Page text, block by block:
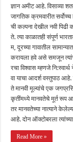
ज्ञान अमीट आहे. विसाव्या
जागतिक क्रमवारीत सर्वोच्च
ची कल्पना देखील नवी पिढी
ते. त्या काळातही संपूर्ण
म, दूरच्या गावातील
करायला हवे असे समजून
रचा विश्वास म्हणजे
वा याचा आदर्श वस्तुपाठ
ते मानवी मूल्यांचे एक
कृतींमध्ये मानवतेचे मूर्त रूप
तर मानवतेच्या नात्याने
आहे. दोन ऑक्टोबरला
Read More »